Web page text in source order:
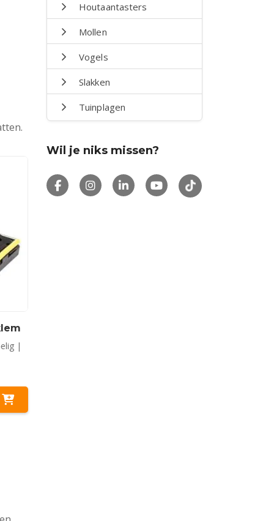
|
Houtaantasters
Mollen
Vogels
Slakken
Tuinplagen
Wil je niks missen?